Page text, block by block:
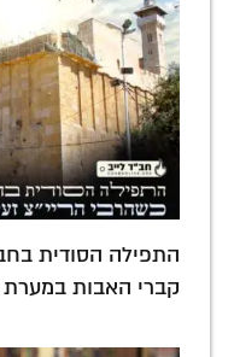
התפילה הסודית
קברי האבות